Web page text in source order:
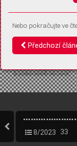
8/2023 33
Nebo pokračujte ve
Předchozí